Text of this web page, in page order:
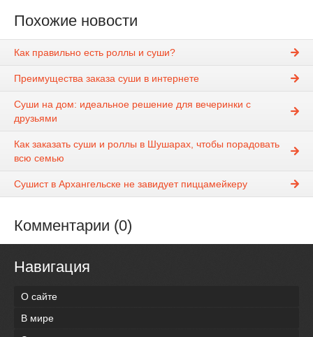
Похожие новости
Как правильно есть роллы и суши?
Преимущества заказа суши в интернете
Суши на дом: идеальное решение для вечеринки с
друзьями
Как заказать суши и роллы в Шушарах, чтобы порадовать
всю семью
Сушист в Архангельске не завидует пиццамейкеру
Комментарии (0)
Навигация
О сайте
В мире